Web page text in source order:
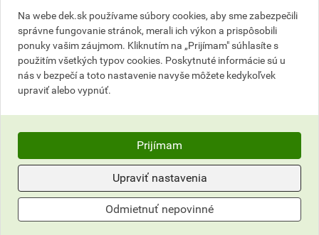
vysoké úžitkové vlastnosti – ohľad na vysoké
mechanické, hygienické a ekologické
požiadavky,
bezpečná prevádzka, nízke riziko zanášania –
hrdlový spoj je tesnený viacnásobným tesniacim
elementom, ktorý zaisťuje aj dlhodobú pružnosť
spoja,
životnosť až 100 rokov – vyrábaný z
polypropylénu, ktorý má vysokú húževnatosť,
dlhodobú teplotnú aj chemickú stabilitu,
univerzálne použitie,
jednoduchá montáž,
100% recyklovateľnosť,
Na webe dek.sk používame súbory cookies, aby sme zabezpečili
správne fungovanie stránok, merali ich výkon a prispôsobili
ponuky vašim záujmom. Kliknutím na „Prijímam" súhlasíte s
použitím všetkých typov cookies. Poskytnuté informácie sú u
nás v bezpečí a toto nastavenie navyše môžete kedykoľvek
upraviť alebo vypnúť.
Prijímam
Upraviť nastavenia
Odmietnuť nepovinné